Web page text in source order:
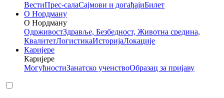
ВестиПрес-салаСајмови и догађајиБилет
О Нордману
О Нордману
ОдрживостЗдравље, Безбедност, Животна средина,
КвалитетЛогистикаИсторијаЛокације
Каријере
Каријере
МогућностиЗанатско ученствоОбразац за пријаву